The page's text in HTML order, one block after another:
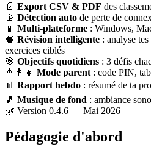
📄 Export CSV & PDF des
📡 Détection auto de perte de
📱 Multi-plateforme : Windows,
🧠 Révision intelligente : analyse
exercices ciblés
🎯 Objectifs quotidiens : 3 défis
👨‍👩‍👧 Mode parent : code PIN,
📊 Rapport hebdo : résumé de ta
🎵 Musique de fond : ambiance
🌿 Version 0.4.6 — Mai 2026
Pédagogie d'abord